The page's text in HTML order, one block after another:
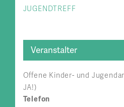
JUGENDTREFF
Veranstalter
Offene Kinder- und
JA!)
Telefon